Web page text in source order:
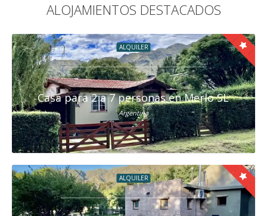
ALOJAMIENTOS DESTACADOS
ALQUILER
Casa para 2 a 7 personas en Merlo SL
Argentina
ALQUILER